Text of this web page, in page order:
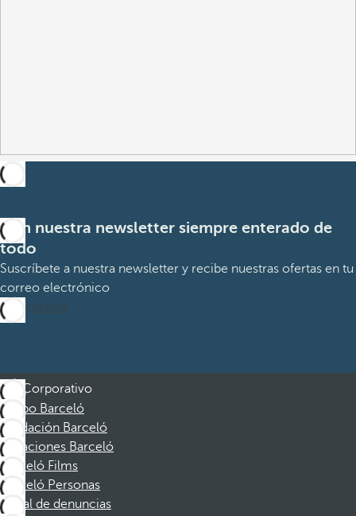
Con nuestra newsletter siempre enterado de
todo
Suscríbete a nuestra newsletter y recibe nuestras ofertas en tu
correo electrónico
Suscribirme
Corporativo
Grupo Barceló
Fundación Barceló
Vacaciones Barceló
Barceló Films
Barceló Personas
Canal de denuncias